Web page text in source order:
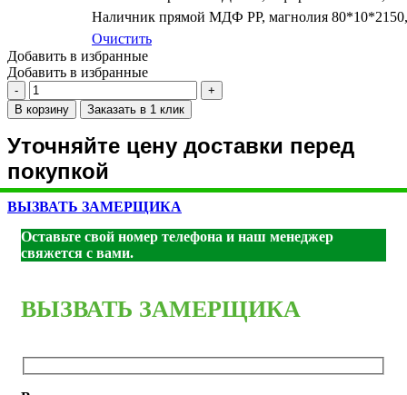
Наличник прямой МДФ PP, магнолия 80*10*2150,
Очистить
Добавить в избранные
Добавить в избранные
Количество
товара
PSС-40
РР
агат
ДГ
550*1900
В корзину Заказать в 1 клик
Уточняйте цену доставки перед
покупкой
ВЫЗВАТЬ ЗАМЕРЩИКА
Оставьте свой номер телефона и наш менеджер
свяжется с вами.
ВЫЗВАТЬ ЗАМЕРЩИКА